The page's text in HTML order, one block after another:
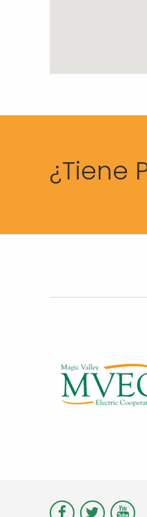
¿Tiene
Visit Visit